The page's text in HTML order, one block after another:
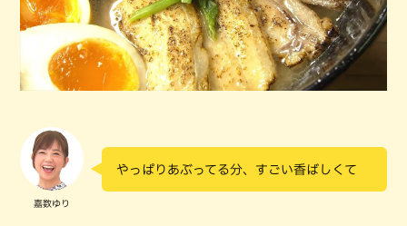
嘉数ゆり
やっぱりあぶってる分、すごい香ばしくて